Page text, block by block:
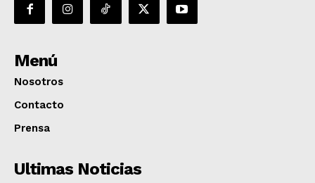
Menú
Nosotros
Contacto
Prensa
Ultimas Noticias